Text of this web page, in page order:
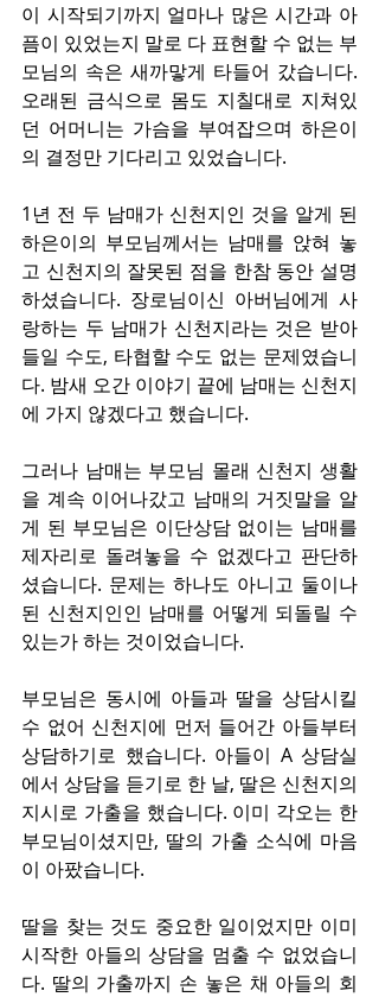
이 시작되기까지 얼마나 많은 시간과 아
픔이 있었는지 말로 다 표현할 수 없는 부
모님의 속은 새까맣게 타들어 갔습니다.
오래된 금식으로 몸도 지칠대로 지쳐있
던 어머니는 가슴을 부여잡으며 하은이
의 결정만 기다리고 있었습니다.
1년 전 두 남매가 신천지인 것을 알게 된
하은이의 부모님께서는 남매를 앉혀 놓
고 신천지의 잘못된 점을 한참 동안 설명
하셨습니다. 장로님이신 아버님에게 사
랑하는 두 남매가 신천지라는 것은 받아
들일 수도, 타협할 수도 없는 문제였습니
다. 밤새 오간 이야기 끝에 남매는 신천지
에 가지 않겠다고 했습니다.
그러나 남매는 부모님 몰래 신천지 생활
을 계속 이어나갔고 남매의 거짓말을 알
게 된 부모님은 이단상담 없이는 남매를
제자리로 돌려놓을 수 없겠다고 판단하
셨습니다. 문제는 하나도 아니고 둘이나
된 신천지인인 남매를 어떻게 되돌릴 수
있는가 하는 것이었습니다.
부모님은 동시에 아들과 딸을 상담시킬
수 없어 신천지에 먼저 들어간 아들부터
상담하기로 했습니다. 아들이 A 상담실
에서 상담을 듣기로 한 날, 딸은 신천지의
지시로 가출을 했습니다. 이미 각오는 한
부모님이셨지만, 딸의 가출 소식에 마음
이 아팠습니다.
딸을 찾는 것도 중요한 일이었지만 이미
시작한 아들의 상담을 멈출 수 없었습니
다. 딸의 가출까지 손 놓은 채 아들의 회